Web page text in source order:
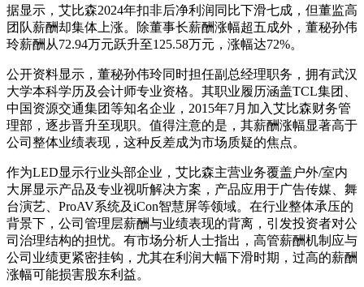
据显示，艾比森2024年扣非后净利润同比下滑七成，但董监高
团队薪酬却集体上涨。除董事长薪酬涨幅超五成外，董秘孙伟
玲薪酬从72.94万元跃升至125.58万元，涨幅达72%。
公开资料显示，董秘孙伟玲同时担任副总经理职务，拥有武汉
大学本科学历及会计师专业资格。其职业履历涵盖TCL集团、
中国资源交通集团等知名企业，2015年7月加入艾比森财务管
理部，逐步晋升至现职。值得注意的是，其薪酬涨幅显著高于
公司整体业绩表现，这种反差成为市场质疑的焦点。
作为LED显示行业头部企业，艾比森主营业务覆盖户外/室内
大屏显示产品及专业视听解决方案，产品应用于广告传媒、舞
台演艺、ProAV系统及iCon智慧屏等领域。在行业整体承压的
背景下，公司管理层薪酬与业绩表现的背离，引发投资者对公
司治理结构的担忧。有市场分析人士指出，高管薪酬机制应与
公司业绩更紧密挂钩，尤其在利润大幅下滑时期，过高的薪酬
涨幅可能损害股东利益。